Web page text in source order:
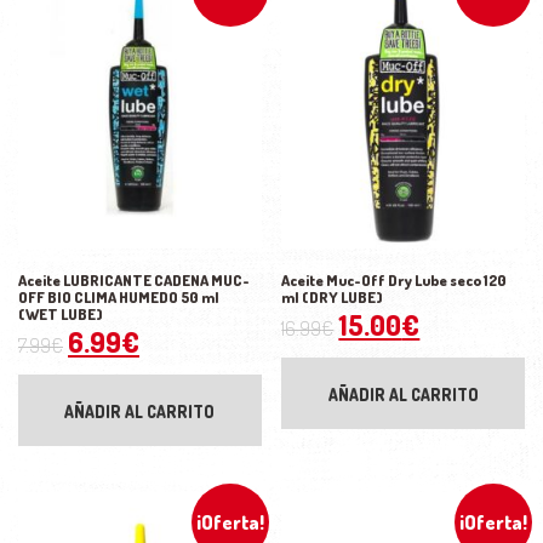
Aceite LUBRICANTE CADENA MUC-
OFF BIO CLIMA HUMEDO 50 ml
(WET LUBE)
7.99€ El precio original era: 7.99€.
6.99€ El precio actual es: 6.99€.
AÑADIR AL CARRITO
Aceite Muc-Off Dry Lube seco 120
ml (DRY LUBE)
16.99€ El precio original
15.00€
AÑADIR AL CARRITO
¡Oferta! ¡Oferta!